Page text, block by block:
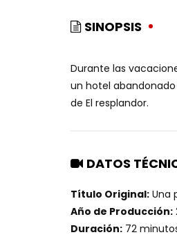
SINOPSIS
Durante las
un hotel
de El resplandor.
DATOS
Título Original: Una
Año de Producción:
Duración: 72